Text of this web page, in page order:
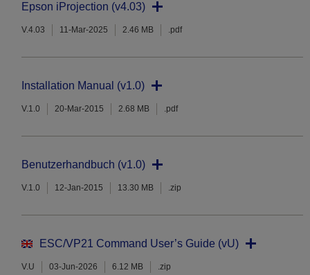
Epson iProjection (v4.03)
V.4.03 11-Mar-2025 2.46 MB .pdf
Installation Manual (v1.0)
V.1.0 20-Mar-2015 2.68 MB .pdf
Benutzerhandbuch (v1.0)
V.1.0 12-Jan-2015 13.30 MB .zip
ESC/VP21 Command User’s Guide (vU)
V.U 03-Jun-2026 6.12 MB .zip